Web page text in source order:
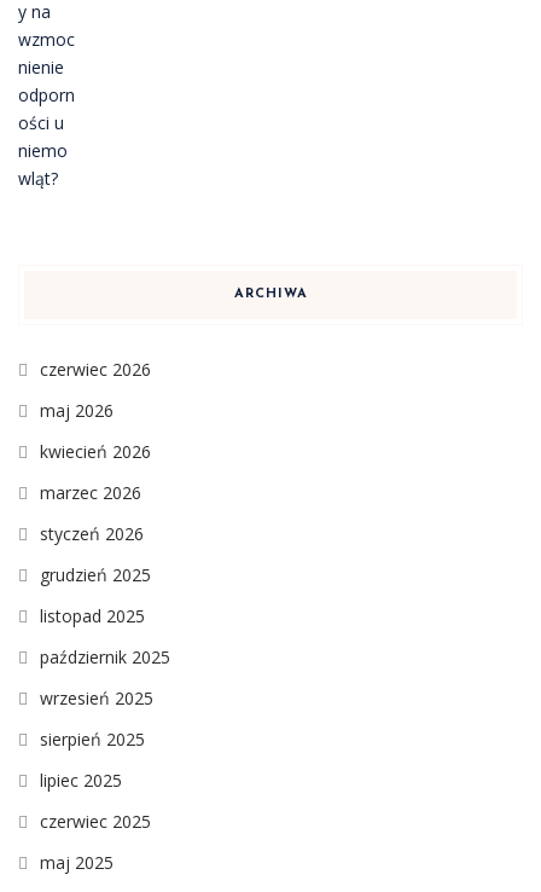
ARCHIWA
czerwiec 2026
maj 2026
kwiecień 2026
marzec 2026
styczeń 2026
grudzień 2025
listopad 2025
październik 2025
wrzesień 2025
sierpień 2025
lipiec 2025
czerwiec 2025
maj 2025